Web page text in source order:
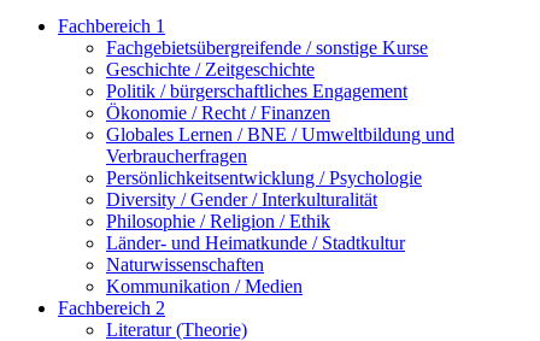
Fachbereich 1
Fachgebietsübergreifende / sonstige Kurse
Geschichte / Zeitgeschichte
Politik / bürgerschaftliches Engagement
Ökonomie / Recht / Finanzen
Globales Lernen / BNE / Umweltbildung und
Verbraucherfragen
Persönlichkeitsentwicklung / Psychologie
Diversity / Gender / Interkulturalität
Philosophie / Religion / Ethik
Länder- und Heimatkunde / Stadtkultur
Naturwissenschaften
Kommunikation / Medien
Fachbereich 2
Literatur (Theorie)